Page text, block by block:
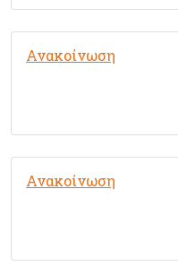
Ανακοίνωση
Ανακοίνωση